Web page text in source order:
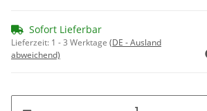
Sofort Lieferbar
Lieferzeit: 1 - 3 Werktage (DE - Ausland
abweichend)